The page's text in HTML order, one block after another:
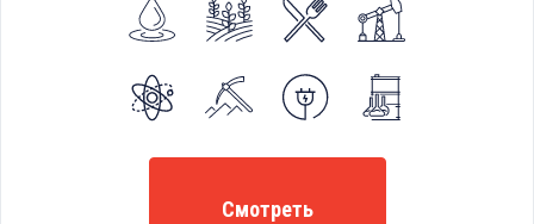
Смотреть